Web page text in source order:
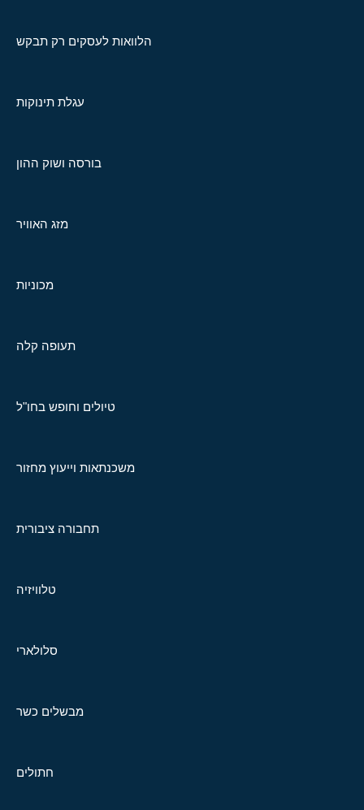
הלוואות לעסקים רק תבקש
עגלת תינוקות
בורסה ושוק ההון
מזג האוויר
מכוניות
תעופה קלה
טיולים וחופש בחו"ל
משכנתאות וייעוץ מחזור
תחבורה ציבורית
טלוויזיה
סלולארי
מבשלים כשר
חתולים